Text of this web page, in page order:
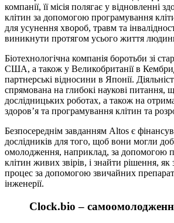
компанії, її місія полягає у відновленні
клітин за допомогою програмування
для усунення хвороб, травм та
виникнути протягом усього життя
Біотехнологічна компанія боротьби зі
США, а також у Великобританії в
партнерські відносини в Японії.
спрямована на глибокі наукові питання,
дослідницьких роботах, а також на
здоров’я та програмування клітин та
Безпосереднім завданням Altos є
дослідників для того, щоб вони могли
омолодження, наприклад, за допомогою
клітин живих звірів, і знайти рішення, як
процес за допомогою звичайних
інженерії.
Clock.bio –